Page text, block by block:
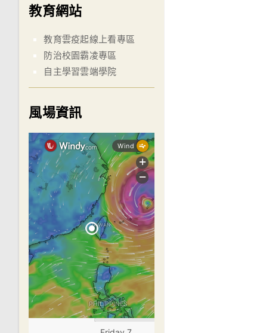
教育網站
教育雲疫起線上看專區
防治校園霸凌專區
自主學習雲端學院
風場資訊